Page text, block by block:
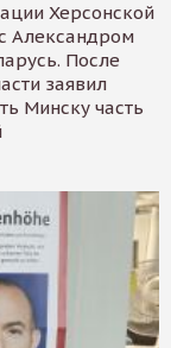
Херсонской
Александром
После
заявил
Минску часть